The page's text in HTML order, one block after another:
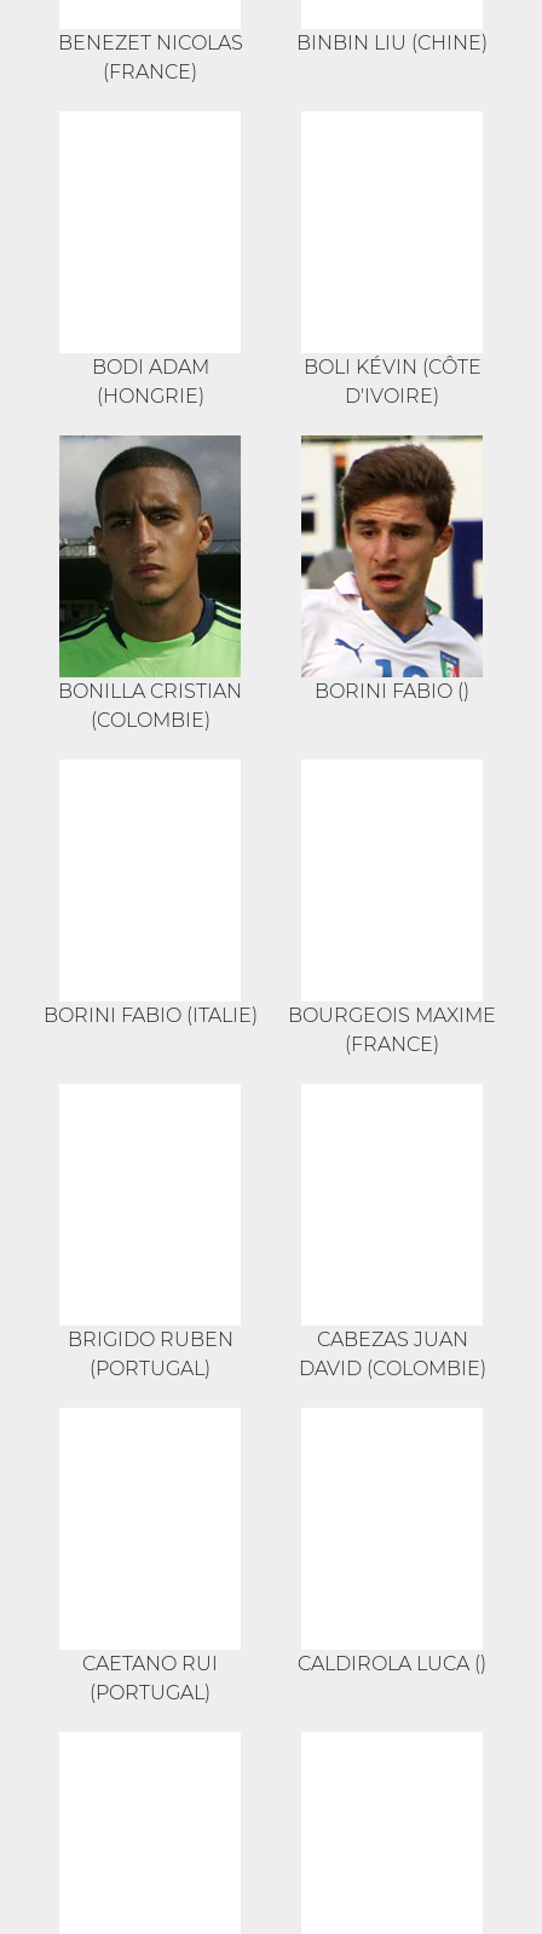
BENEZET NICOLAS
(FRANCE)
BINBIN LIU (CHINE)
BODI ADAM
(HONGRIE)
BOLI KÉVIN (CÔTE
D'IVOIRE)
BONILLA CRISTIAN
(COLOMBIE)
BORINI FABIO ()
BORINI FABIO (ITALIE)
BOURGEOIS MAXIME
(FRANCE)
BRIGIDO RUBEN
(PORTUGAL)
CABEZAS JUAN
DAVID (COLOMBIE)
CAETANO RUI
(PORTUGAL)
CALDIROLA LUCA ()